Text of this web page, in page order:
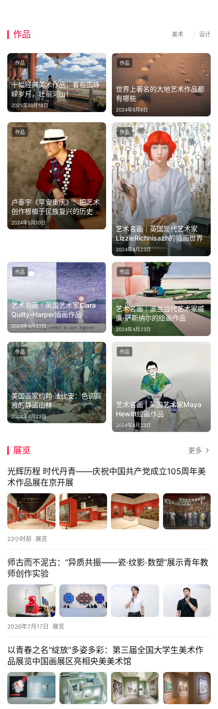
作
品
机
构
在
展
览
作品 美术 / 设计
十幅经典美术作品，看祖国峥
嵘岁月，壮丽河山！
2025年10月18日
作品
世界上著名的大地艺术作品都
有哪些
2024年9月6日
作品
卢泰宇《早安重庆》：把艺术
创作根植于民族复兴的历史
2024年5月10日
作品
艺术名画︱英国现代艺术家
LizzieRichnisazh的插画世界
2024年4月23日
作品
艺术名画︱英国艺术家Ciara
Quilty-Harper插画作品
2024年4月23日
作品
艺术名画｜波兰当代艺术家威
廉·萨斯纳尔的绘画作品
2024年4月23日
作品
美国画家约翰·法比安：色调高
雅的静谧山林
2024年4月23日
作品
艺术名画 | 英国艺术家Maya
Hewitt绘画作品
2024年4月23日
作品
展览 更多
光辉历程 时代丹青——庆祝中国共产党成立105周年美
术作品展在京开展
22小时前 展览
师古而不泥古：“异质共振——瓷·纹影·数塑”展示青年教
师创作实验
2026年7月17日 展览
以青春之名“绽放”多姿多彩：第三届全国大学生美术作
品展览中国画展区亮相央美美术馆